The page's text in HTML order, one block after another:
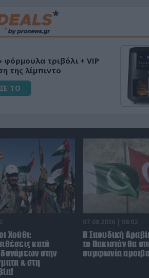
τον κήπο σου με το
Μίνι Αλυσοπρίονο με
λιθίου
ΤΟ
Χούθι:
κατά
στην
& στη
07.08.2026 | 08:02
Η Σαουδική
το Πακιστάν θα
συμφωνία